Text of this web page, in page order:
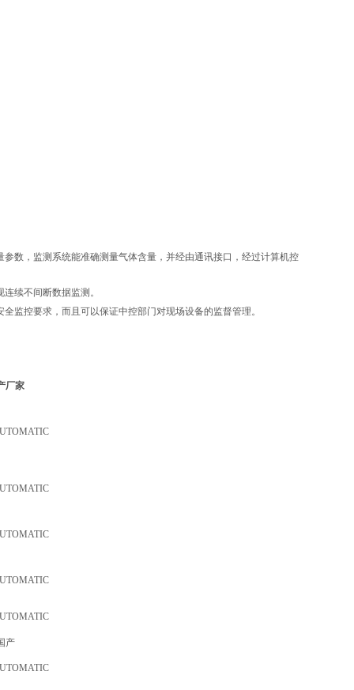
数，监测系统能准确测量气体含量，并经由通讯接口，经过计算机控
续不间断数据监测。
监控要求，而且可以保证中控部门对现场设备的监督管理。
厂家
产